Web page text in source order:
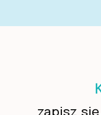
zapisz się